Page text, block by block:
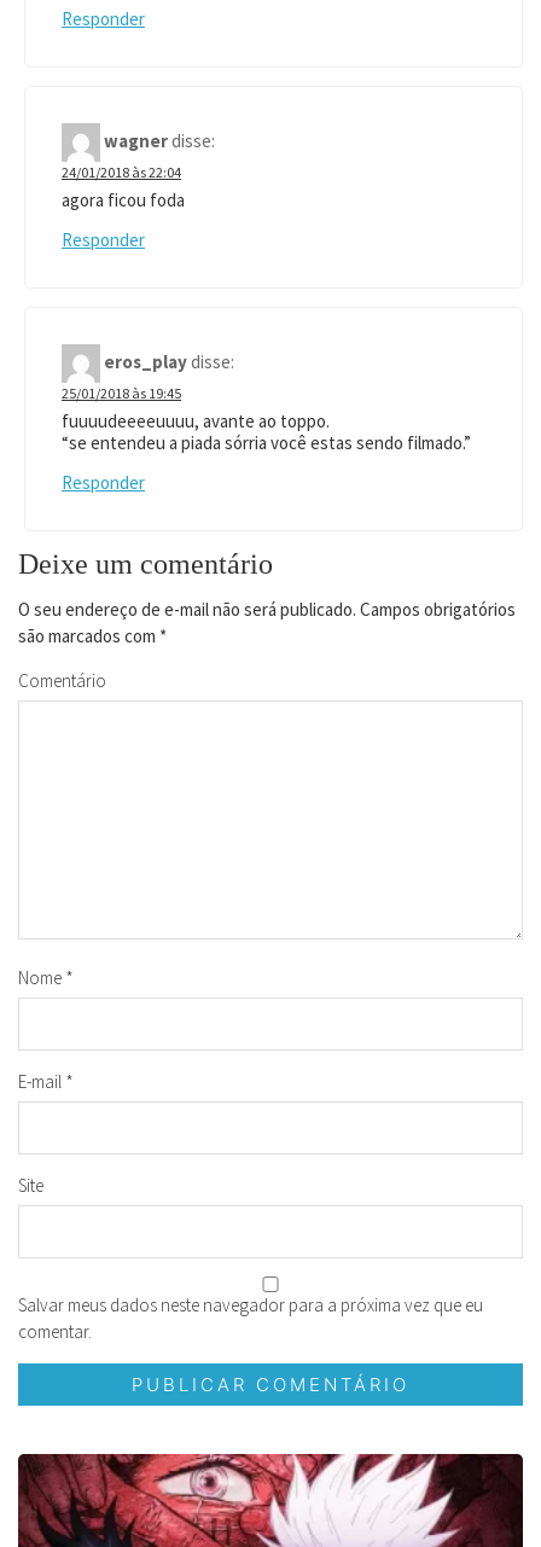
Responder
wagnerdisse:
24/01/2018 às 22:04
agora ficou foda
Responder
eros_playdisse:
25/01/2018 às 19:45
fuuuudeeeeuuuu, avante ao toppo.
“se entendeu a piada sórria você estas sendo filmado.”
Responder
Deixe um comentário
O seu endereço de e-mail não será publicado. Campos obrigatórios
são marcados com *
Comentário
Nome *
E-mail *
Site
Salvar meus dados neste navegador para a próxima vez que eu
comentar.